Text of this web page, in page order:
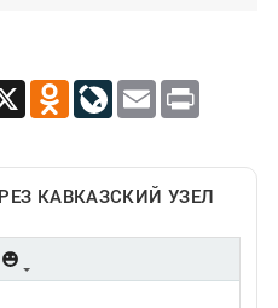
X Odnoklassniki
LiveJournal
Email Print
КАВКАЗСКИЙ УЗЕЛ